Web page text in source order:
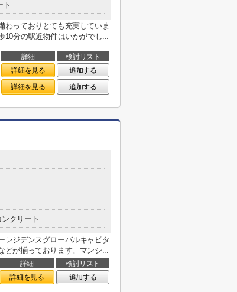
ト
わっておりとても充実していま
10分の駅近物件はいかがでし...
詳細
検討リスト
詳細を見る
追加する
詳細を見る 追加する
クリート
レジデンスグローバルキャピタ
どが揃っております。マンシ...
詳細
検討リスト
詳細を見る 追加する